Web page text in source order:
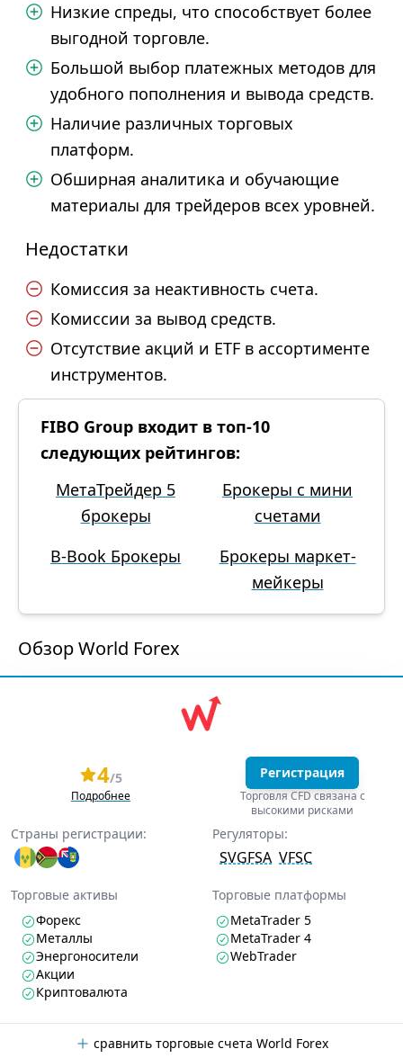
Низкие спреды, что способствует более
выгодной торговле.
Большой выбор платежных методов для
удобного пополнения и вывода средств.
Наличие различных торговых
платформ.
Обширная аналитика и обучающие
материалы для трейдеров всех уровней.
Недостатки
Комиссия за неактивность счета.
Комиссии за вывод средств.
Отсутствие акций и ETF в ассортименте
инструментов.
FIBO Group входит в топ-10
следующих рейтингов:
МетаТрейдер 5
брокеры
Брокеры с мини
счетами
B-Book Брокеры
Брокеры маркет-
мейкеры
Обзор World Forex
4/5
Подробнее
Регистрация
Торговля CFD связана с
высокими рисками
Страны регистрации: Регуляторы:
SVGFSA VFSC
Торговые активы
Форекс
Металлы
Энергоносители
Акции
Криптовалюта
Торговые платформы
MetaTrader 5
MetaTrader 4
WebTrader
сравнить торговые счета World Forex